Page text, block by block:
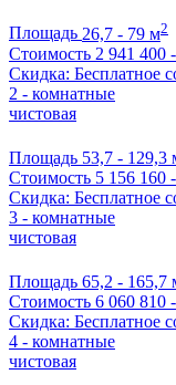
Площадь 26,7 - 79 м2
Стоимость 2 941 400
Скидка: Бесплатное
2 - комнатные
чистовая
Площадь 53,7 - 129,3
Стоимость 5 156 160
Скидка: Бесплатное
3 - комнатные
чистовая
Площадь 65,2 - 165,7
Стоимость 6 060 810
Скидка: Бесплатное
4 - комнатные
чистовая